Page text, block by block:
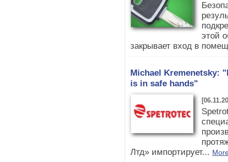
этой
закрывает вход в
Michael Kremenetsky:
is in safe hands"
Лтд» импортирует...